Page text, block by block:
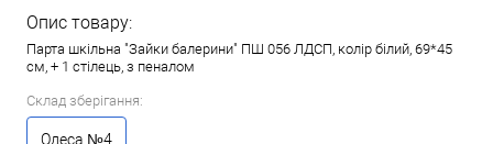
Опис товару:
Парта шкільна "Зайки балерини" ПШ 056 ЛДСП, колір білий, 69*45
см, + 1 стілець, з пеналом
Склад зберігання:
Одеса №4